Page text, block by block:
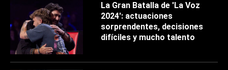
La Gran Batalla de 'La Voz
2024': actuaciones
sorprendentes, decisiones
difíciles y mucho talento